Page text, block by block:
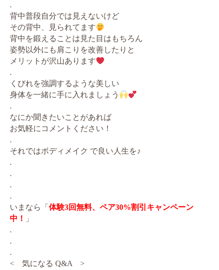
.
背中普段自分では見えないけど
その背中、見られてます
背中を鍛えることは見た目はもちろん
姿勢以外にも肩こりを改善したりと
メリットが沢山あります
.
くびれを強調するような美しい
身体を一緒に手に入れましょう
.
なにか聞きたいことがあれば
お気軽にコメントください！
.
それではボディメイク で良い人生を♪
.
.
.
.
いまなら「 体験3回無料、ペア30%割引キャンペーン
中！
」
.
.
.
< 気になる Q&A >